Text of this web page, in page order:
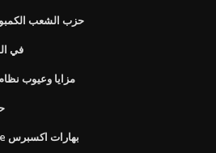
حزب الشعب
في
مزايا وعيوب
الرسم البياني للأجرة من vande بهارات اكسبرس